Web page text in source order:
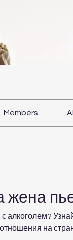
Members
жена
алкоголем?
на